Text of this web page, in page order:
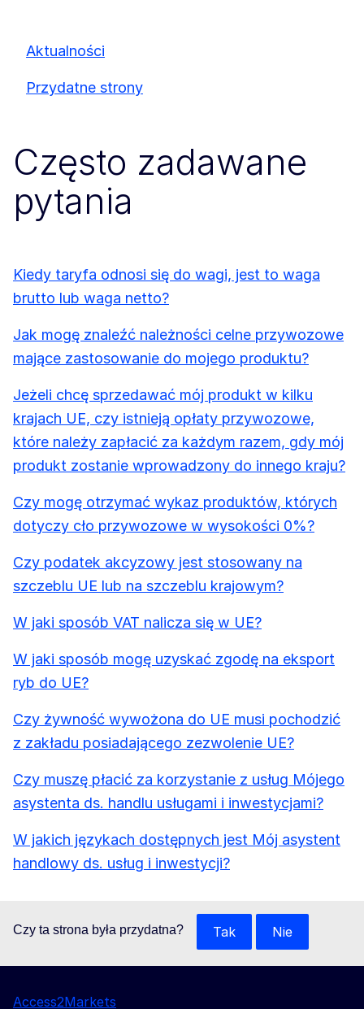
Aktualności
Przydatne strony
Często zadawane
pytania
Kiedy taryfa odnosi się do wagi, jest to waga
brutto lub waga netto?
Jak mogę znaleźć należności celne przywozowe
mające zastosowanie do mojego produktu?
Jeżeli chcę sprzedawać mój produkt w kilku
krajach UE, czy istnieją opłaty przywozowe,
które należy zapłacić za każdym razem, gdy mój
produkt zostanie wprowadzony do innego kraju?
Czy mogę otrzymać wykaz produktów, których
dotyczy cło przywozowe w wysokości 0%?
Czy podatek akcyzowy jest stosowany na
szczeblu UE lub na szczeblu krajowym?
W jaki sposób VAT nalicza się w UE?
W jaki sposób mogę uzyskać zgodę na eksport
ryb do UE?
Czy żywność wywożona do UE musi pochodzić
z zakładu posiadającego zezwolenie UE?
Czy muszę płacić za korzystanie z usług Mójego
asystenta ds. handlu usługami i inwestycjami?
W jakich językach dostępnych jest Mój asystent
handlowy ds. usług i inwestycji?
Czy ta strona była przydatna? Tak Nie
Access2Markets